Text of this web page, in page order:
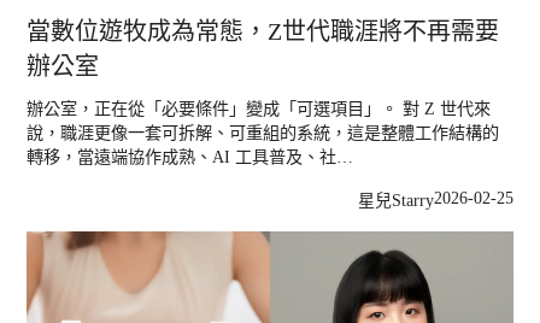
當數位遊牧成為常態，Z世代職涯將不再需要
辦公室
辦公室，正在從「必要條件」變成「可選項目」。 對 Z 世代來
說，職涯更像一套可拆解、可重組的系統，這是整體工作結構的
轉移，當遠端協作成熟、AI 工具普及、社…
星兒Starry2026-02-25